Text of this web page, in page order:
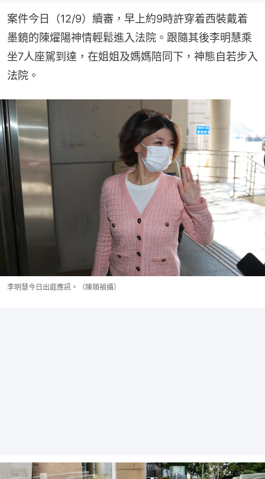
案件今日（12/9）續審，早上約9時許穿着西裝戴着
墨鏡的陳燿陽神情輕鬆進入法院。跟隨其後李明慧乘
坐7人座駕到達，在姐姐及媽媽陪同下，神態自若步入
法院。
李明慧今日出庭應訊。（陳順禎攝）